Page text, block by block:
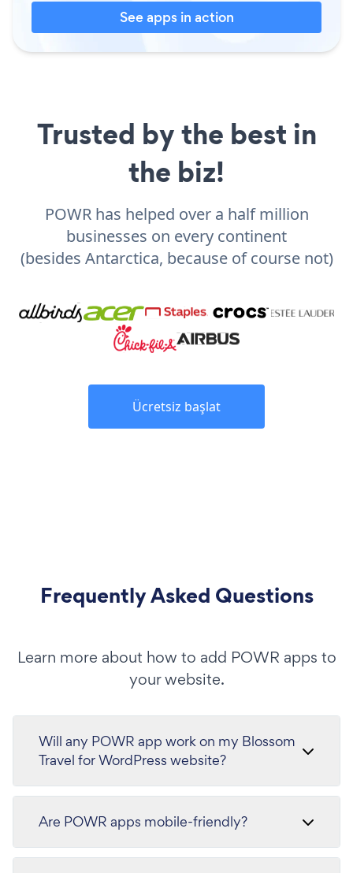
See apps in action
Trusted by the best in
the biz!
POWR has helped over a half million
businesses on every continent
(besides Antarctica, because of course not)
Ücretsiz başlat
Frequently Asked Questions
Learn more about how to add POWR apps to
your website.
Will any POWR app work on my Blossom
Travel for WordPress website?
Are POWR apps mobile-friendly?